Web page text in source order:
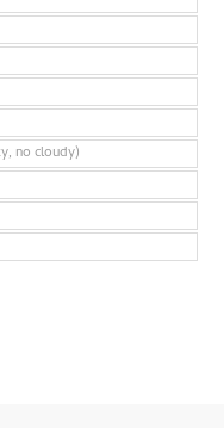
no cloudy)